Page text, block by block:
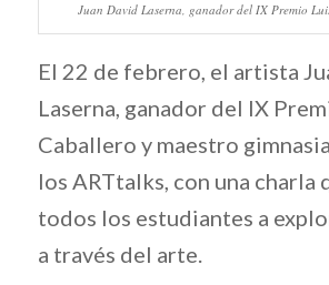
Juan David Laserna, ganador del IX Premio
El 22 de febrero, el artista
Laserna, ganador del IX
Caballero y maestro
los ARTtalks, con una charla
todos los estudiantes a
a través del arte.